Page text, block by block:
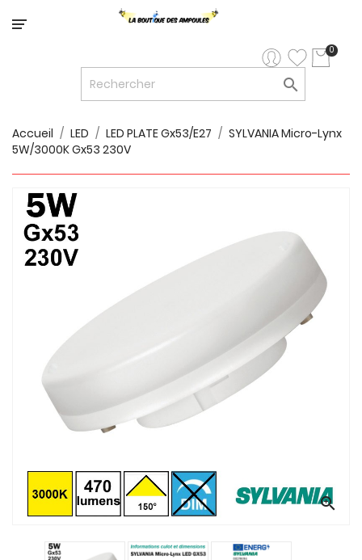
Catégorie
12V/24V
LUMINAIRES
INTERIEURS
LUMINAIRES
EXTERIEURS
RUBANS
LUMINAIRES
CONNECTES
ACCESSOIRES
ECLAIRAGES
FLUO-
0

Accueil LED LED PLATE Gx53/E27
SYLVANIA Micro-Lynx
5W/3000K Gx53 230V
